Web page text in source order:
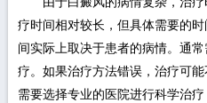
疗时间相对较长，但具体需要的
间实际上取决于患者的病情。通
疗。如果治疗方法错误，治疗可
需要选择专业的医院进行科学治